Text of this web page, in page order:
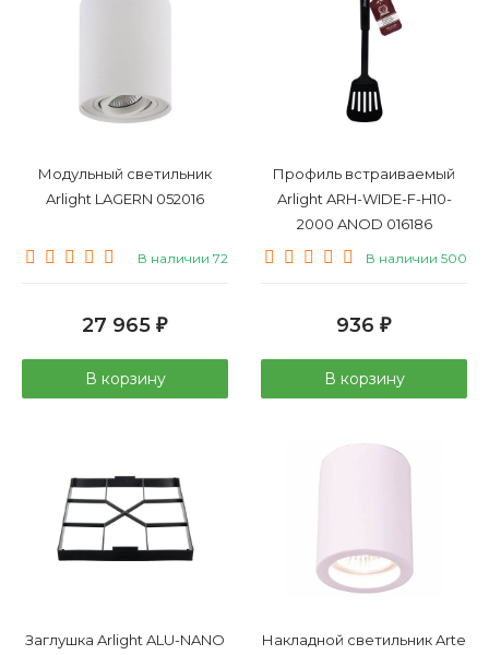
Модульный светильник
Arlight LAGERN 052016
В наличии 72
27 965 ₽
В корзину
Профиль встраиваемый
Arlight ARH-WIDE-F-H10-
2000 ANOD 016186
В наличии 500
936 ₽
В корзину
Заглушка Arlight ALU-NANO
Накладной светильник Arte